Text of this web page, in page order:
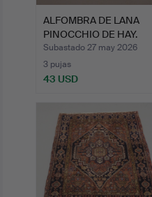
ALFOMBRA DE LANA
PINOCCHIO DE HAY.
Subastado 27 may 2026
3 pujas
43 USD